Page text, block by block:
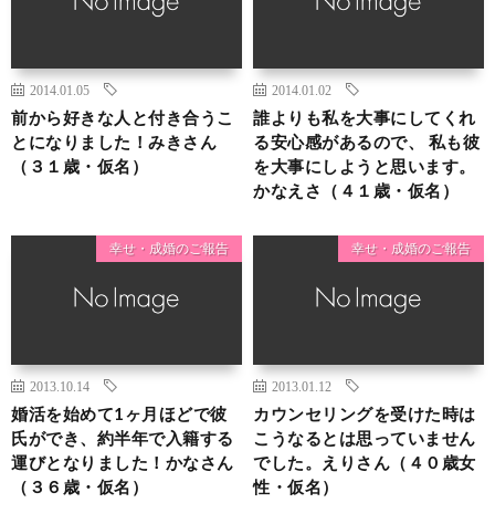
2014.01.05
前から好きな人と付き合うこ
とになりました！みきさん
（３１歳・仮名）
2014.01.02
誰よりも私を大事にしてくれ
る安心感があるので、 私も彼
を大事にしようと思います。
かなえさ（４１歳・仮名）
幸せ・成婚のご報告
2013.10.14
婚活を始めて1ヶ月ほどで彼
氏ができ、約半年で入籍する
運びとなりました！かなさん
（３６歳・仮名）
幸せ・成婚のご報告
2013.01.12
カウンセリングを受けた時は
こうなるとは思っていません
でした。えりさん（４０歳女
性・仮名）